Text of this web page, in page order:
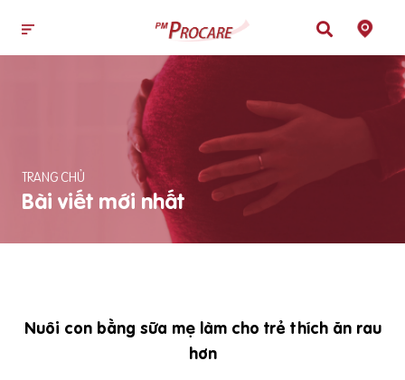
TRANG CHỦ
Bài viết mới nhất
Nuôi con bằng sữa mẹ làm cho trẻ thích ăn rau
hơn